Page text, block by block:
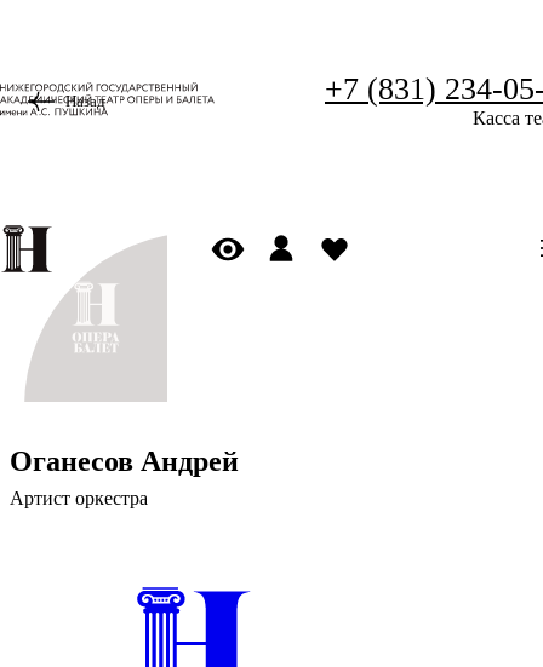
+7 (831) 234-
Касса
Назад
Оганесов Андрей
Артист оркестра